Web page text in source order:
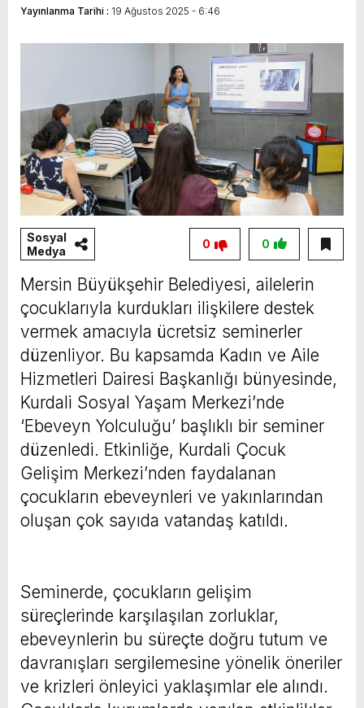
Vahap Seçer
Paylaşımda; Türkiye Belediyeler Birliği Başkanı
ve Mersin Büyükşehir Belediye Başkanımız
Sayın Vahap Seçer’i makamında ziyaret ettik.
Kentimiz başta olmak üzere yerel yönetimlere
ilişkin birçok konuda fikir alışverişinde
bulunduk. Ortak akıl ve iş birliğiyle hayata
geçireceğimiz çalışmalar üzerine verimli bir
görüşme gerçekleştirdik. Nazik ev sahipliği ve
kıymetli değerlendirmeleri için Başkanımız
Sayın Vahap Seçer’e teşekkür ediyorum.
Vahap Seçer
Yayınlanma Tarihi : 19 Ağustos 2025 - 6:46
Sosyal
Medya
0
0
Mersin Büyükşehir Belediyesi, ailelerin
çocuklarıyla kurdukları ilişkilere destek
vermek amacıyla ücretsiz seminerler
düzenliyor. Bu kapsamda Kadın ve Aile
Hizmetleri Dairesi Başkanlığı bünyesinde,
Kurdali Sosyal Yaşam Merkezi’nde
‘Ebeveyn Yolculuğu’ başlıklı bir seminer
düzenledi. Etkinliğe, Kurdali Çocuk
Gelişim Merkezi’nden faydalanan
çocukların ebeveynleri ve yakınlarından
oluşan çok sayıda vatandaş katıldı.
Seminerde, çocukların gelişim
süreçlerinde karşılaşılan zorluklar,
ebeveynlerin bu süreçte doğru tutum ve
davranışları sergilemesine yönelik öneriler
ve krizleri önleyici yaklaşımlar ele alındı.